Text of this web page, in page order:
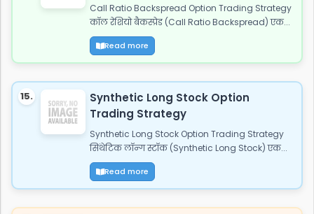
Call Ratio Backspread Option Trading Strategy
कॉल रेशियो बैकस्प्रेड (Call Ratio Backspread) एक...
Read more
15.
Synthetic Long Stock Option
Trading Strategy
Synthetic Long Stock Option Trading Strategy
सिंथेटिक लॉन्ग स्टॉक (Synthetic Long Stock) एक...
Read more